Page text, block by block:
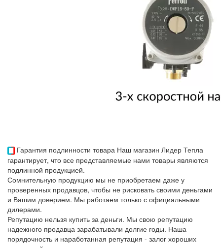
Гарантия подлинности товара Наш магазин Лидер Тепла
гарантирует, что все представляемые нами товары являются
подлинной продукцией.
Сомнительную продукцию мы не приобретаем даже у
проверенных продавцов, чтобы не рисковать своими деньгами
и Вашим доверием. Мы работаем только с официальными
дилерами.
Репутацию нельзя купить за деньги. Мы свою репутацию
надежного продавца зарабатывали долгие годы. Наша
порядочность и наработанная репутация - залог хороших